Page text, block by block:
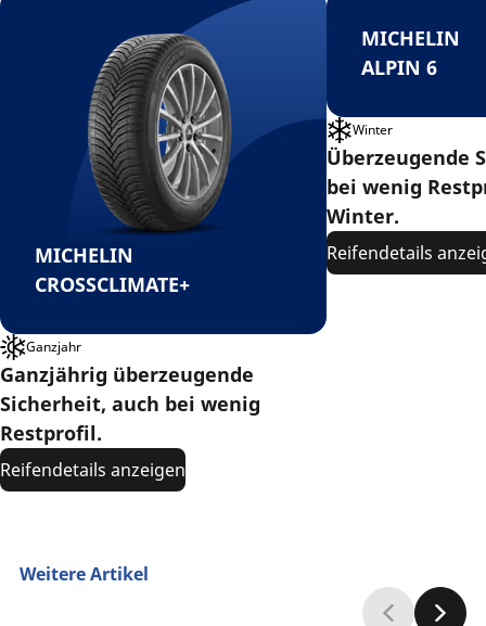
MICHELIN
CROSSCLIMATE+
Ganzjahr
Ganzjährig überzeugende
Sicherheit, auch bei wenig
Restprofil.
Reifendetails anzeigen
MICHELIN
ALPIN 6
Winter
Überzeugende
bei wenig
Winter.
Reifendetails
Weitere Artikel